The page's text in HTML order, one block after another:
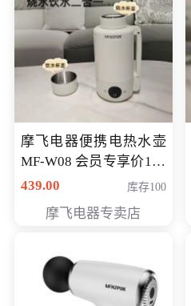
摩飞电器便携电热水壶
MF-W08 会员专享价198
元
439.00 库存100
摩飞电器专卖店